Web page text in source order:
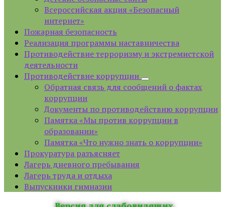
Всероссийская акция «Безопасный
интернет»
Пожарная безопасность
Реализация программы наставничества
Противодействие терроризму и экстремистской
деятельности
Противодействие коррупции
Обратная связь для сообщений о фактах
коррупции
Документы по противодействию коррупции
Памятка «Мы против коррупции в
образовании»
Памятка «Что нужно знать о коррупции»
Прокуратура разъясняет
Лагерь дневного пребывания
Лагерь труда и отдыха
Выпускники гимназии